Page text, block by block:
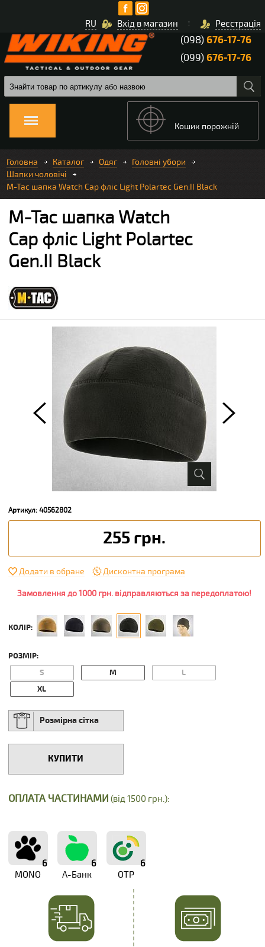
Вхід в магазин Реєстрація
RU
(098)676-17-76
(099)676-17-76
Кошик порожній
Головна Каталог Одяг
Головні убори
Шапки чоловічі
M-Tac шапка Watch Cap фліс Light Polartec Gen.II Black
M-Tac шапка Watch
Cap фліс Light Polartec
Gen.II Black
Артикул: 40562802
255 грн.
Додати в обране Дисконтна програма
Замовлення до 1000 грн. відправляються за передоплатою!
КОЛІР:
РОЗМІР:
S
M
L
XL
Розмірна сітка
КУПИТИ
ОПЛАТА ЧАСТИНАМИ (від 1500 грн.):
6
MONO
6
А-Банк
6
OTP